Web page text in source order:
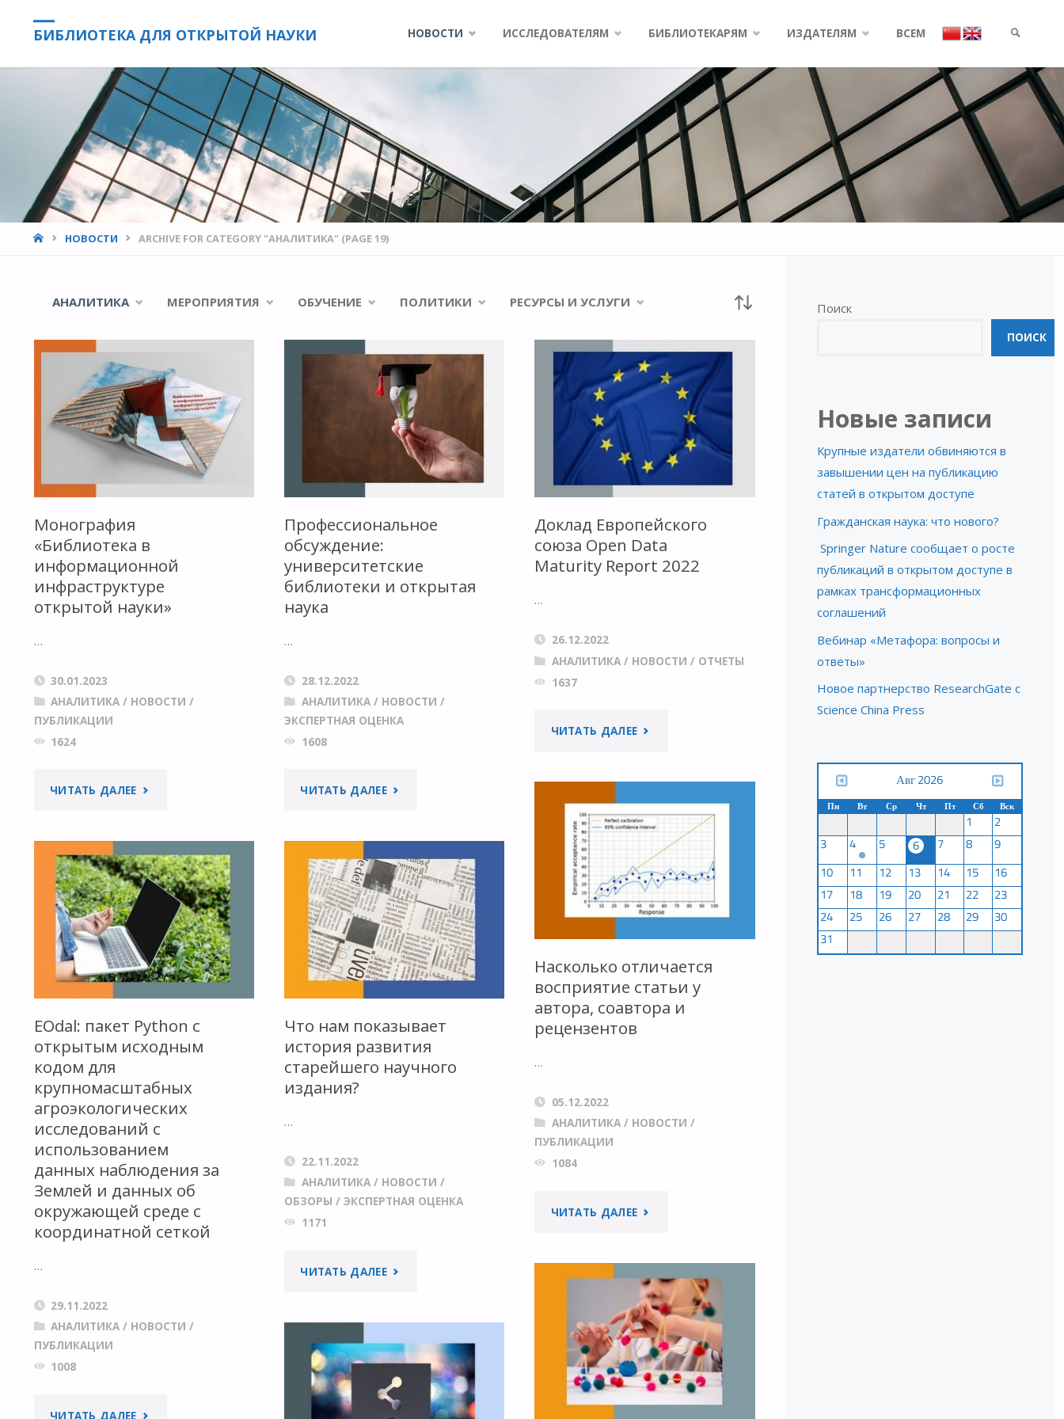
БИБЛИОТЕКА ДЛЯ ОТКРЫТОЙ НАУКИ НОВОСТИ ИССЛЕДОВАТЕЛЯМ БИБЛИОТЕКАРЯМ ИЗДАТЕЛЯМ ВСЕМ
SEARCH
HOMEНОВОСТИ ARCHIVE FOR CATEGORY "АНАЛИТИКА" (PAGE 19)
АНАЛИТИКА МЕРОПРИЯТИЯ ОБУЧЕНИЕ ПОЛИТИКИ РЕСУРСЫ И УСЛУГИ
Монография
«Библиотека в
информационной
инфраструктуре
открытой науки»
…
30.01.2023
АНАЛИТИКА / НОВОСТИ /
ПУБЛИКАЦИИ
1624
ЧИТАТЬ ДАЛЕЕ"МОНОГРАФИЯ
В
ИНФОРМАЦИОННОЙ
ИНФРАСТРУКТУРЕ
ОТКРЫТОЙ
НАУКИ»"
Профессиональное
обсуждение:
университетские
библиотеки и открытая
наука
…
28.12.2022
АНАЛИТИКА/ НОВОСТИ /
ЭКСПЕРТНАЯ ОЦЕНКА
1608
ЧИТАТЬ ДАЛЕЕ"ПРОФЕССИОНАЛЬНОЕ
УНИВЕРСИТЕТСКИЕ
БИБЛИОТЕКИ
И
ОТКРЫТАЯ
НАУКА"
Доклад Европейского
союза Open Data
Maturity Report 2022
…
26.12.2022
АНАЛИТИКА/ НОВОСТИ / ОТЧЕТЫ
1637
ЧИТАТЬ ДАЛЕЕ"ДОКЛАД
СОЮЗА
OPEN
DATA
MATURITY
REPORT
2022"
Насколько отличается
восприятие статьи у
автора, соавтора и
рецензентов
…
05.12.2022
АНАЛИТИКА/ НОВОСТИ /
ПУБЛИКАЦИИ
1084
ЧИТАТЬ ДАЛЕЕ"НАСКОЛЬКО
ВОСПРИЯТИЕ
СТАТЬИ
У
АВТОРА,
EOdal: пакет Python с
открытым исходным
кодом для
крупномасштабных
агроэкологических
исследований с
использованием
данных наблюдения за
Землей и данных об
окружающей среде с
координатной сеткой
…
29.11.2022
АНАЛИТИКА / НОВОСТИ /
ПУБЛИКАЦИИ
1008
ЧИТАТЬ ДАЛЕЕ"EODAL:
Что нам показывает
история развития
старейшего научного
издания?
…
22.11.2022
АНАЛИТИКА/ НОВОСТИ /
ОБЗОРЫ / ЭКСПЕРТНАЯ ОЦЕНКА
1171
ЧИТАТЬ ДАЛЕЕ"ЧТО
ПОКАЗЫВАЕТ
ИСТОРИЯ
РАЗВИТИЯ
Поиск
ПОИСК
Новые записи
Крупные издатели обвиняются в
завышении цен на публикацию
статей в открытом доступе
Гражданская наука: что нового?
Springer Nature сообщает о росте
публикаций в открытом доступе в
рамках трансформационных
соглашений
Вебинар «Метафора: вопросы и
ответы»
Новое партнерство ResearchGate с
Science China Press
Авг 2026
Пн Вт Ср Чт Пт Сб Вск
1
2
3
4 5 6 7 8
9
10
11 12 13 14 15
16
17
18 19 20 21 22
23
24
25 26 27 28 29
30
31